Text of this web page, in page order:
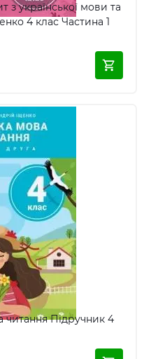
з української мови та
4 клас Частина 1
читання Підручник 4